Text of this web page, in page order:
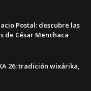
Postal: descubre las
de César Menchaca
26: tradición wixárika,